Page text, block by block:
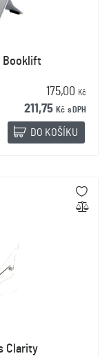
Booklift
175,00 Kč
211,75 Kč s DPH
DO KOŠÍKU
Clarity